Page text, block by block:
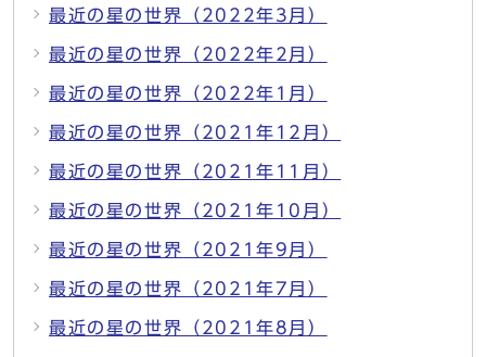
最近の星の世界（2022年3月）
最近の星の世界（2022年2月）
最近の星の世界（2022年1月）
最近の星の世界（2021年12月）
最近の星の世界（2021年11月）
最近の星の世界（2021年10月）
最近の星の世界（2021年9月）
最近の星の世界（2021年7月）
最近の星の世界（2021年8月）